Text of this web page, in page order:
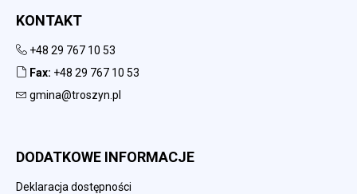
KONTAKT
+48 29 767 10 53
Fax: +48 29 767 10 53
gmina@troszyn.pl
DODATKOWE INFORMACJE
Deklaracja dostępności